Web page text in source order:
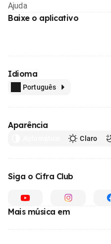
Ajuda
Baixe o aplicativo
Idioma
Português
Aparência
Claro
Siga o Cifra Club
Mais música em